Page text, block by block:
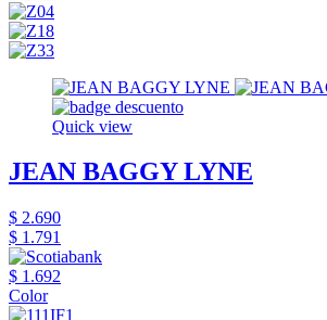
Quick view
JEAN BAGGY LYNE
$ 2.690
$ 1.791
$ 1.692
Color